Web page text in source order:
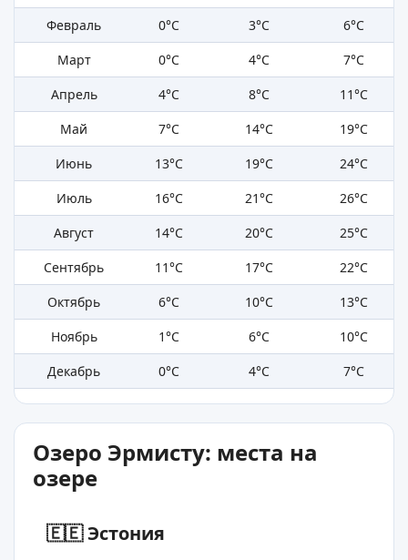
Февраль
0°C 3°C
6°C
Март
0°C 4°C
7°C
Апрель
4°C 8°C
11°C
Май
7°C 14°C
19°C
Июнь
13°C 19°C
24°C
Июль
16°C 21°C
26°C
Август
14°C 20°C
25°C
Сентябрь
11°C 17°C
22°C
Октябрь
6°C 10°C
13°C
Ноябрь
1°C 6°C
10°C
Декабрь
0°C 4°C 7°C
Озеро Эрмисту: места на
озере
🇪🇪 Эстония